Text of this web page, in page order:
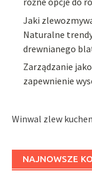
Jaki
Naturalne
drewnianego
Zarządzanie
zapewnienie
Winwal zlew
NAJNOWSZE